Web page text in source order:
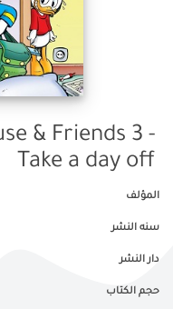
& Friends 3 -
Take a day off
المؤلف
سنه النشر
دار النشر
حجم الكتاب